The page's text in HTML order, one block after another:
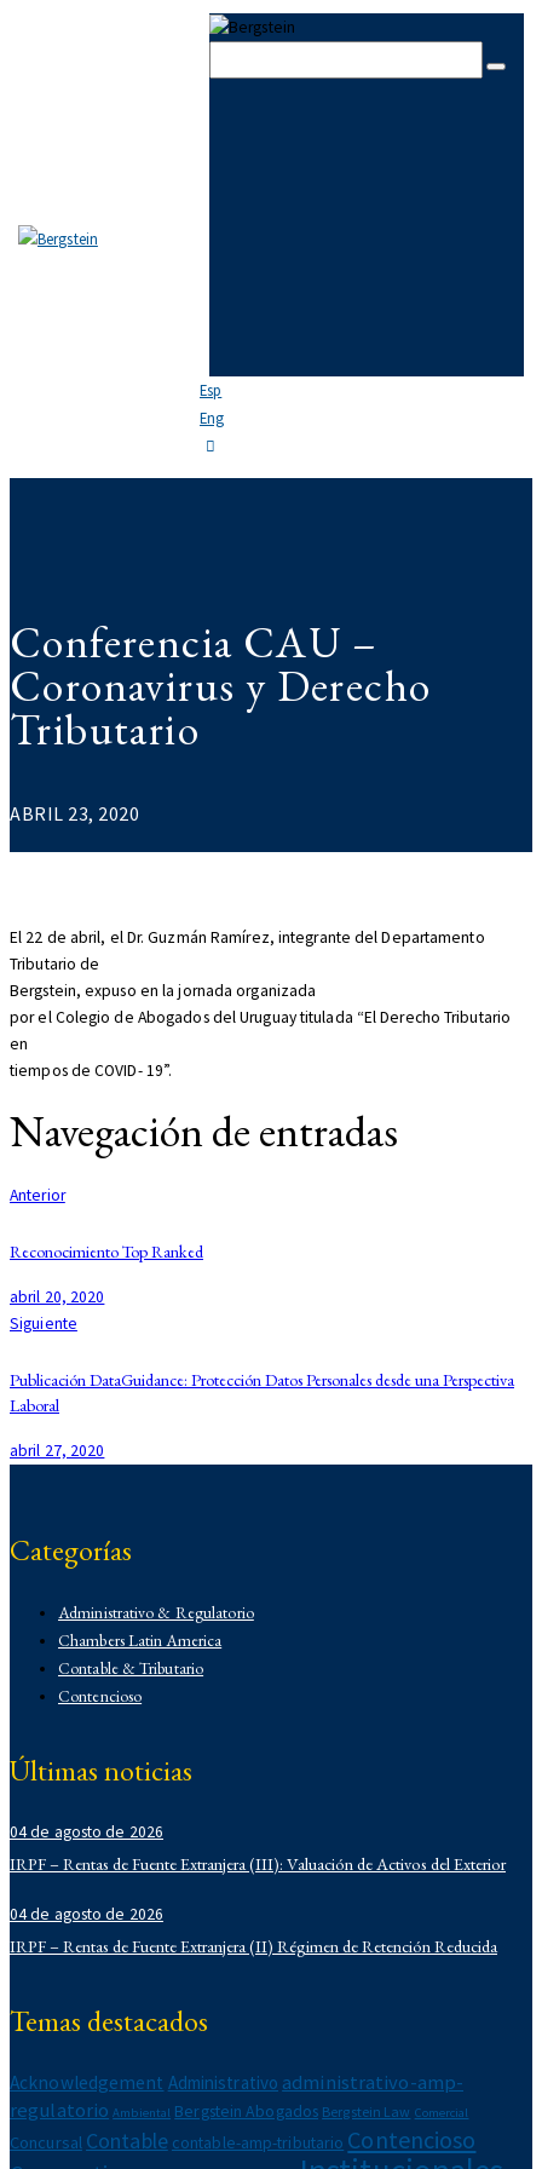
Skip to sidebarSkip to footer
Esp
Eng
ÁREAS DE PRÁCTICA
Conferencia CAU –
Coronavirus y Derecho
Tributario
ABRIL 23, 2020
El 22 de abril, el Dr. Guzmán Ramírez, integrante del Departamento
Tributario de
Bergstein, expuso en la jornada organizada
por el Colegio de Abogados del Uruguay titulada “El Derecho Tributario
en
tiempos de COVID- 19”.
Navegación de entradas
Anterior
Reconocimiento Top Ranked
abril 20, 2020
Siguiente
Publicación DataGuidance: Protección Datos Personales desde una Perspectiva
Laboral
abril 27, 2020
Categorías
Administrativo & Regulatorio
Chambers Latin America
Contable & Tributario
Contencioso
Demo
IFLR 1000
Institucionales
Latin Lawyer 250
Legal 500
Newsletters
Propiedad Intelectual
Reconocimientos
Regulatorio
Últimas noticias
04 de agosto de 2026
IRPF – Rentas de Fuente Extranjera (III): Valuación de Activos del Exterior
04 de agosto de 2026
IRPF – Rentas de Fuente Extranjera (II) Régimen de Retención Reducida
Temas destacados
Acknowledgement Administrativo administrativo-amp-
regulatorio Ambiental Bergstein Abogados Bergstein Law Comercial
Concursal Contable contable-amp-tributario Contencioso